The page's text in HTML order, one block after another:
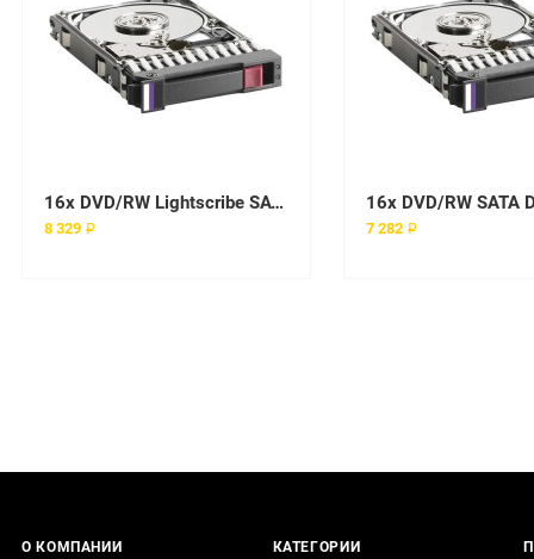
16x DVD/RW Lightscribe SATA drive
8 329 ₽
16x DVD/RW SATA
7 282 ₽
О КОМПАНИИ КАТЕГОРИИ